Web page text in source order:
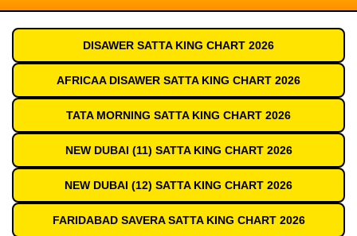
DISAWER SATTA KING CHART 2026
AFRICAA DISAWER SATTA KING CHART 2026
TATA MORNING SATTA KING CHART 2026
NEW DUBAI (11) SATTA KING CHART 2026
NEW DUBAI (12) SATTA KING CHART 2026
FARIDABAD SAVERA SATTA KING CHART 2026